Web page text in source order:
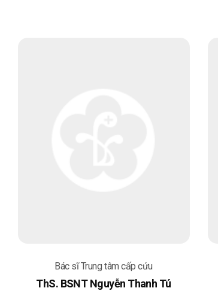
Bác sĩ Trung tâm cấp cứu
ThS. BSNT Nguyễn Thanh Tú